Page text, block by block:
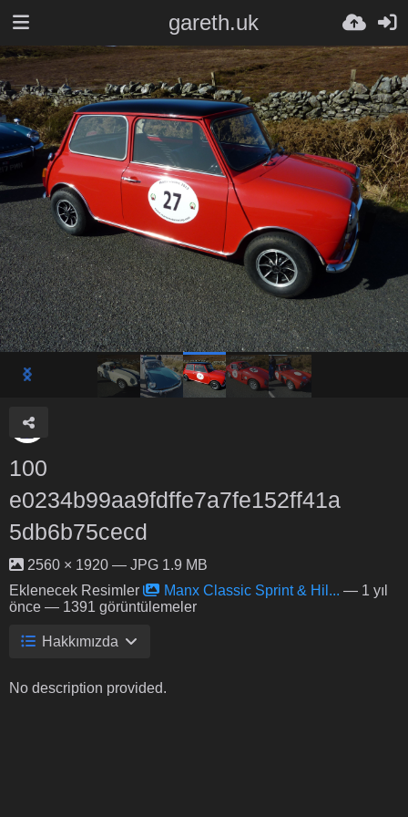
gareth.uk
100
e0234b99aa9fdffe7a7fe152ff41a
5db6b75cecd
2560 × 1920 — JPG 1.9 MB
Eklenecek Resimler
Manx Classic Sprint & Hil... — 1 yıl
önce — 1391 görüntülemeler
Hakkımızda
No description provided.